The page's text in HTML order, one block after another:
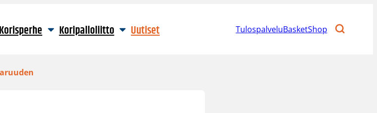
Koripalloliitto Uutiset TulospalveluBasketShop